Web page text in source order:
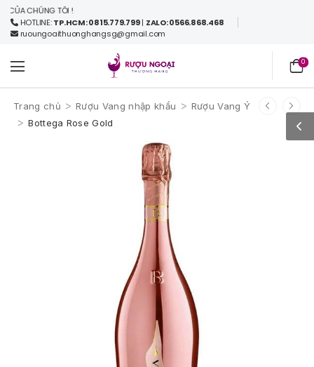
TÔI !
HOTLINE:TP.HCM: 0815.779.799| ZALO: 0566.868.468
ruoungoaithuonghangsg@gmail.com
0
Trang chủ > Rượu Vang nhập khẩu > Rượu Vang Ý
> Bottega Rose Gold